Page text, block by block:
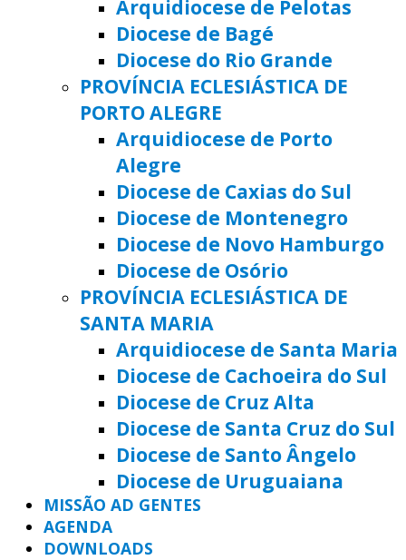
Arquidiocese de Pelotas
Diocese de Bagé
Diocese do Rio Grande
PROVÍNCIA ECLESIÁSTICA DE
PORTO ALEGRE
Arquidiocese de Porto
Alegre
Diocese de Caxias do Sul
Diocese de Montenegro
Diocese de Novo Hamburgo
Diocese de Osório
PROVÍNCIA ECLESIÁSTICA DE
SANTA MARIA
Arquidiocese de Santa Maria
Diocese de Cachoeira do Sul
Diocese de Cruz Alta
Diocese de Santa Cruz do Sul
Diocese de Santo Ângelo
Diocese de Uruguaiana
MISSÃO AD GENTES
AGENDA
DOWNLOADS